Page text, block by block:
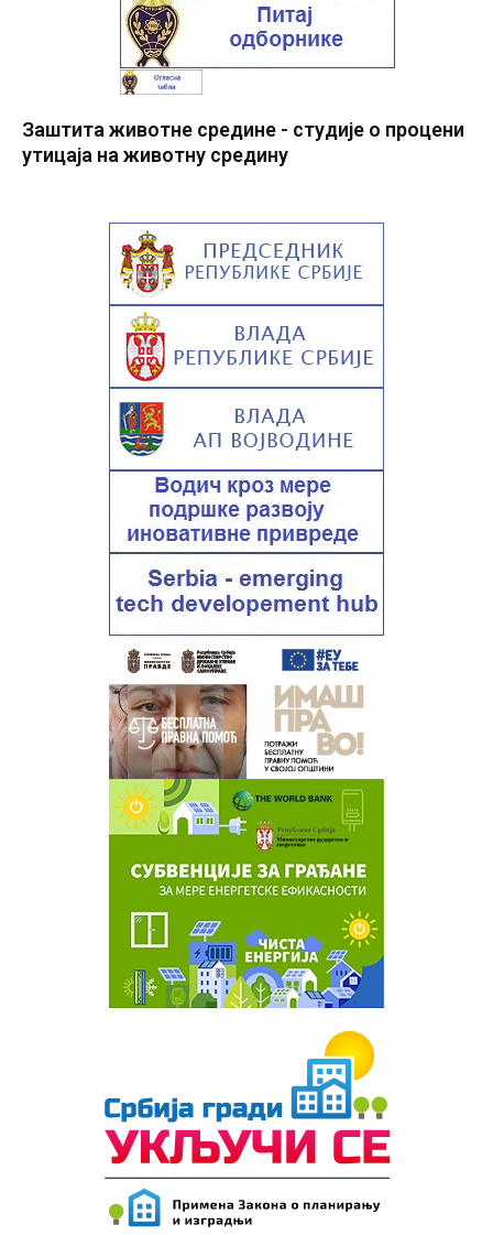
Заштита животне средине - студије о процени
утицаја на животну средину